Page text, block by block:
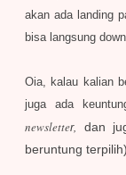
akan ada landing
bisa langsung
Oia, kalau kalian
juga ada
newsletter,dan
beruntung terpilih).